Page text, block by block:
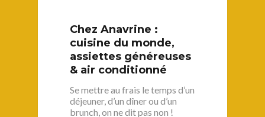
Chez Anavrine :
cuisine du monde,
assiettes généreuses
& air conditionné
Se mettre au frais le temps d’un
déjeuner, d’un dîner ou d’un
brunch, on ne dit pas non !